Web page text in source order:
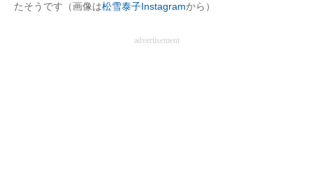
たそうです（画像は松雪泰子Instagramから）
advertisement